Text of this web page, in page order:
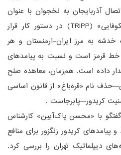
آذربایجان به نخجوان با عنوان
«مسیر ترامپ برای صلح و شکوفایی» (TRIPP) در دستور کار قرار
خدشه به مرز ایران–ارمنستان و هر
خط قرمز است و نسبت به پیامدهای
داده است. هم‌زمان، معاهده صلح
نام «قره‌باغ» از قانون اساسی
کریدور—پابرجاست .
با «محسن پاک‌آیین» کارشناس
پیامدهای کریدور زنگزور برای منافع
دیپلماتیک تهران را بررسی کرد.